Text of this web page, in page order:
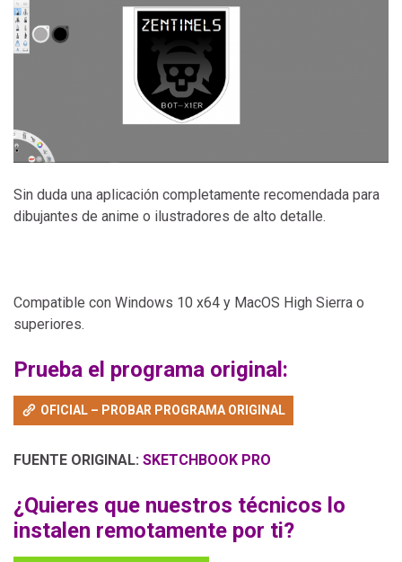
Sin duda una aplicación completamente recomendada para
dibujantes de anime o ilustradores de alto detalle.
Compatible con Windows 10 x64 y MacOS High Sierra o
superiores.
Prueba el programa original:
OFICIAL – PROBAR PROGRAMA ORIGINAL
FUENTE ORIGINAL: SKETCHBOOK PRO
¿Quieres que nuestros técnicos lo
instalen remotamente por ti?